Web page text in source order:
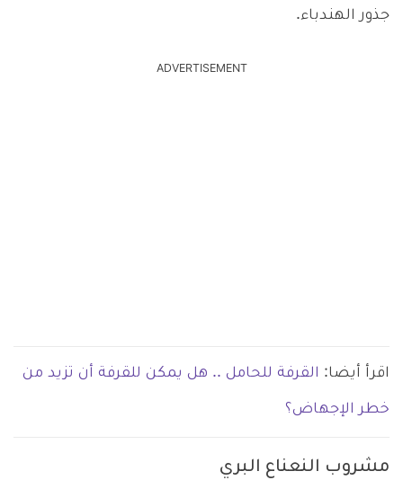
جذور الهندباء.
ADVERTISEMENT
اقرأ أيضا: القرفة للحامل .. هل يمكن للقرفة أن تزيد من
خطر الإجهاض؟
مشروب النعناع البري